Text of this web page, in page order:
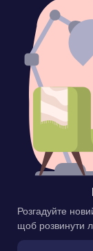
Розгадуйте
щоб розвинути